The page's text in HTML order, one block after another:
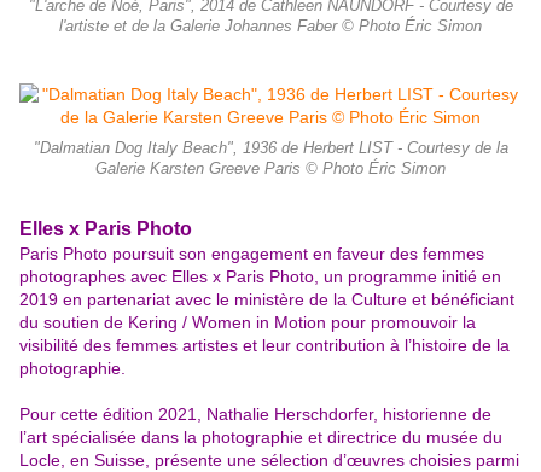
"L'arche de Noé, Paris", 2014 de Cathleen NAUNDORF - Courtesy de
l'artiste et de la Galerie Johannes Faber © Photo Éric Simon
"Dalmatian Dog Italy Beach", 1936 de Herbert LIST - Courtesy de la
Galerie Karsten Greeve Paris © Photo Éric Simon
Elles x Paris Photo
Paris Photo poursuit son engagement en faveur des femmes
photographes avec Elles x Paris Photo, un programme initié en
2019 en partenariat avec le ministère de la Culture et bénéficiant
du soutien de Kering / Women in Motion pour promouvoir la
visibilité des femmes artistes et leur contribution à l’histoire de la
photographie.
Pour cette édition 2021, Nathalie Herschdorfer, historienne de
l’art spécialisée dans la photographie et directrice du musée du
Locle, en Suisse, présente une sélection d’œuvres choisies parmi